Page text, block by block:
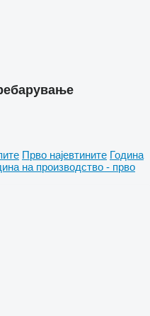
Прво најевтините Година
на производство - прво